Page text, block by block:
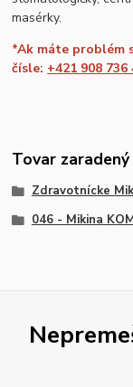
masérky.
*Ak máte problém
čísle: +421 908 736
Tovar
Zdravotnícke
046 - Mikina